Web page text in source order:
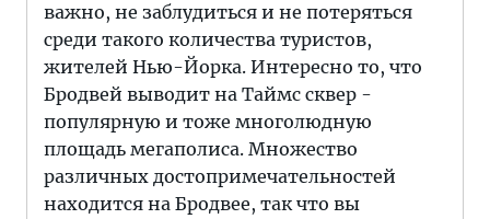
важно, не заблудиться и не потеряться
среди такого количества туристов,
жителей Нью-Йорка. Интересно то, что
Бродвей выводит на Таймс сквер -
популярную и тоже многолюдную
площадь мегаполиса. Множество
различных достопримечательностей
находится на Бродвее, так что вы